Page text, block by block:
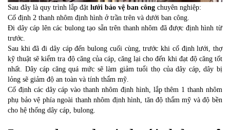
Sau đây là quy trình lắp đặt lưới bảo vệ ban công chuyên nghiệp:
Cố định 2 thanh nhôm định hình ở trần trên và dưới ban công.
Đi dây cáp lên các bulong tạo sẵn trên thanh nhôm đã được định hình từ
trước.
Sau khi đã đi dây cáp đến bulong cuối cùng, trước khi cố định lưới, thợ
kỹ thuật sẽ kiểm tra độ căng của cáp, căng lại cho đến khi đạt độ căng tốt
nhất. Dây cáp căng quá mức sẽ làm giảm tuổi thọ của dây cáp, dây bị
lỏng sẽ giảm độ an toàn và tính thẩm mỹ.
Cố định các dây cáp vào thanh nhôm định hình, lắp thêm 1 thanh nhôm
phụ bảo vệ phía ngoài thanh nhôm định hình, tăn độ thẩm mỹ và độ bền
cho hệ thống dây cáp, bulong.